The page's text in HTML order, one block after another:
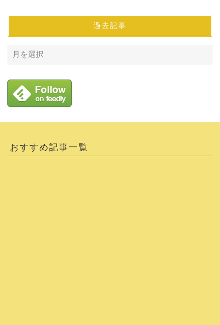
過去記事
おすすめ記事一覧